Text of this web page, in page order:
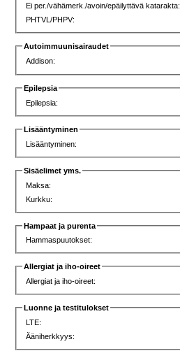
Ei per./vähämerk./avoin/epäilyttävä katarakta:
PHTVL/PHPV:
Autoimmuunisairaudet
Addison:
Epilepsia
Epilepsia:
Lisääntyminen
Lisääntyminen:
Sisäelimet yms.
Maksa:
Kurkku:
Hampaat ja purenta
Hammaspuutokset:
Allergiat ja iho-oireet
Allergiat ja iho-oireet:
Luonne ja testitulokset
LTE:
Ääniherkkyys: